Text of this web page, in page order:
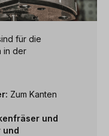
für die
in der
Zum Kanten
und
und